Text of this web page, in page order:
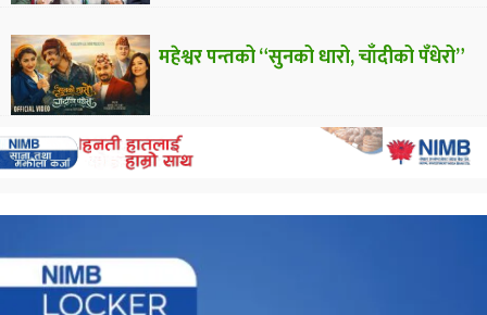
महेश्वर पन्तको “सुनको धारो, चाँदीको पँधेरो”